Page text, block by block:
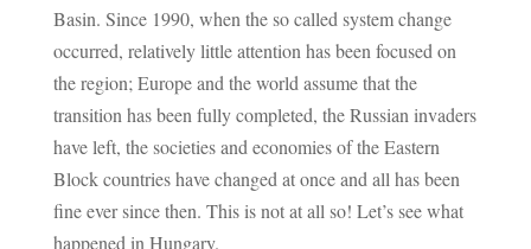
Basin. Since 1990, when the so called system change
occurred, relatively little attention has been focused on
the region; Europe and the world assume that the
transition has been fully completed, the Russian invaders
have left, the societies and economies of the Eastern
Block countries have changed at once and all has been
fine ever since then. This is not at all so! Let’s see what
happened in Hungary.